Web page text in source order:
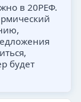
в 20РЕФ.
будет